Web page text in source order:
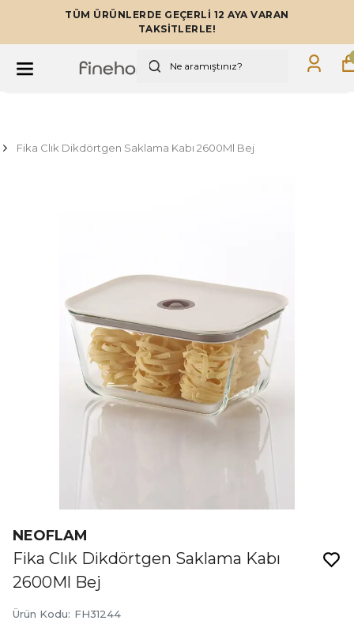
TÜM ÜRÜNLERDE GEÇERLİ 12 AYA VARAN
TAKSİTLERLE!
Fika Clık Dikdörtgen Saklama Kabı 2600Ml Bej
NEOFLAM
Fika Clık Dikdörtgen Saklama Kabı
2600Ml Bej
Ürün Kodu: FH31244